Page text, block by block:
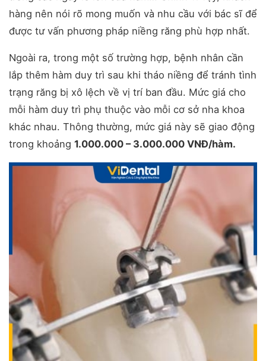
hàng nên nói rõ mong muốn và nhu cầu với bác sĩ để
được tư vấn phương pháp niềng răng phù hợp nhất.
Ngoài ra, trong một số trường hợp, bệnh nhân cần
lắp thêm hàm duy trì sau khi tháo niềng để tránh tình
trạng răng bị xô lệch về vị trí ban đầu. Mức giá cho
mỗi hàm duy trì phụ thuộc vào mỗi cơ sở nha khoa
khác nhau. Thông thường, mức giá này sẽ giao động
trong khoảng 1.000.000 – 3.000.000 VNĐ/hàm.